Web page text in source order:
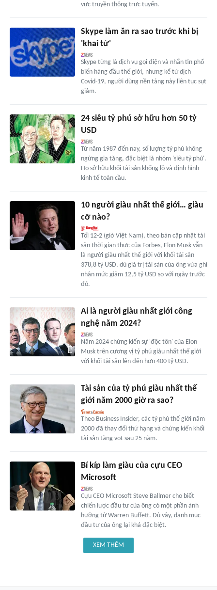
vực truyền thông trực tuyến.
Skype làm ăn ra sao trước khi bị
'khai tử'
Skype từng là dịch vụ gọi điện và nhắn tin phổ
biến hàng đầu thế giới, nhưng kể từ dịch
Covid-19, người dùng nền tảng này liên tục sụt
giảm.
24 siêu tỷ phú sở hữu hơn 50 tỷ
USD
Từ năm 1987 đến nay, số lượng tỷ phú không
ngừng gia tăng, đặc biệt là nhóm 'siêu tỷ phú'.
Họ sở hữu khối tài sản khổng lồ và định hình
kinh tế toàn cầu.
10 người giàu nhất thế giới… giàu
cỡ nào?
Tối 12-2 (giờ Việt Nam), theo bản cập nhật tài
sản thời gian thực của Forbes, Elon Musk vẫn
là người giàu nhất thế giới với khối tài sản
378,8 tỷ USD, dù giá trị tài sản của ông vừa ghi
nhận mức giảm 12,5 tỷ USD so với ngày trước
đó.
Ai là người giàu nhất giới công
nghệ năm 2024?
Năm 2024 chứng kiến sự 'độc tôn' của Elon
Musk trên cương vị tỷ phú giàu nhất thế giới
với khối tài sản lên đến hơn 400 tỷ USD.
Tài sản của tỷ phú giàu nhất thế
giới năm 2000 giờ ra sao?
Theo Business Insider, các tỷ phú thế giới năm
2000 đã thay đổi thứ hạng và chứng kiến khối
tài sản tăng vọt sau 25 năm.
Bí kíp làm giàu của cựu CEO
Microsoft
Cựu CEO Microsoft Steve Ballmer cho biết
chiến lược đầu tư của ông có một phần ảnh
hưởng từ Warren Buffett. Dù vậy, danh mục
đầu tư của ông lại khá đặc biệt.
XEM THÊM